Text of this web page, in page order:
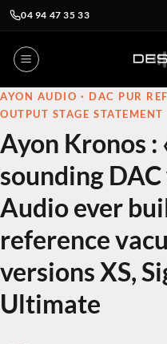
04 94 47 35 33
AYON AUDIO · DAC PUR
OUTPUT STAGE STATEMENT
Ayon Kronos :
sounding
Audio ever
reference
versions XS,
Ultimate